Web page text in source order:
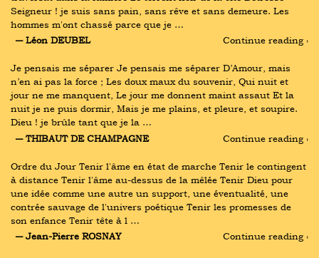
Seigneur ! je suis sans pain, sans rêve et sans demeure. Les
hommes m'ont chassé parce que je …
― Léon DEUBEL
Continue reading ›
Je pensais me séparer Je pensais me séparer D’Amour, mais
n’en ai pas la force ; Les doux maux du souvenir, Qui nuit et
jour ne me manquent, Le jour me donnent maint assaut Et la
nuit je ne puis dormir, Mais je me plains, et pleure, et soupire.
Dieu ! je brûle tant que je la …
― THIBAUT DE CHAMPAGNE
Continue reading ›
Ordre du Jour Tenir l'âme en état de marche Tenir le contingent
à distance Tenir l'âme au-dessus de la mêlée Tenir Dieu pour
une idée comme une autre un support, une éventualité, une
contrée sauvage de l'univers poétique Tenir les promesses de
son enfance Tenir tête à l …
― Jean-Pierre ROSNAY
Continue reading ›